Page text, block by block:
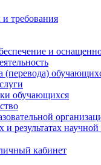
требования
и
(перевода)
обучающихся
результатах научной
кабинет